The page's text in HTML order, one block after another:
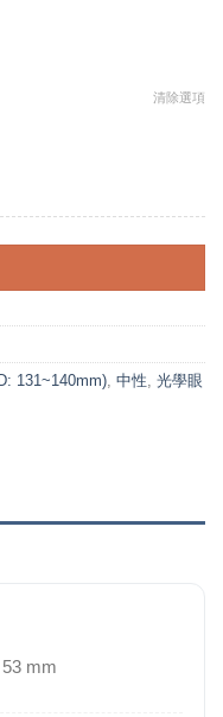
清除選項
131~140mm), 中性, 光學眼
mm